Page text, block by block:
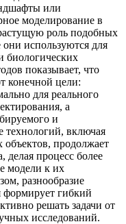
или
моделирование в
роль подобных
используются для
биологических
показывает, что
конечной цели:
для реального
а
и
технологий, включая
объектов, продолжает
делая процесс более
модели к их
разнообразие
формирует гибкий
решать задачи от
исследований.